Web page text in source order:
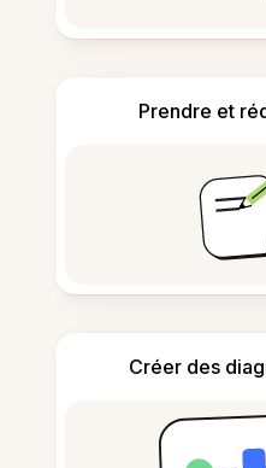
Prendre et
Créer des